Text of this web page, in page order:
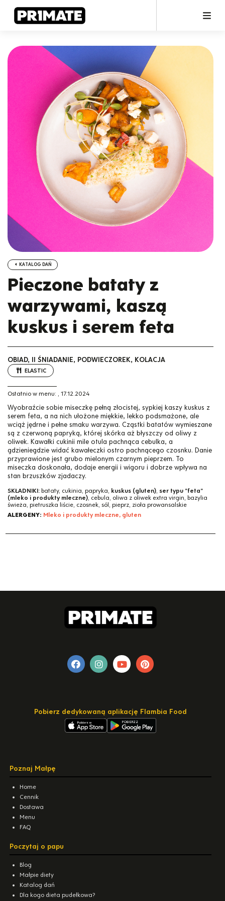
KATALOG DAŃ
Pieczone bataty z
warzywami, kaszą
kuskus i serem feta
OBIAD, II ŚNIADANIE, PODWIECZOREK, KOLACJA
ELASTIC
Ostatnio w menu: , 17.12.2024
Wyobraźcie sobie miseczkę pełną złocistej, sypkiej kaszy kuskus z
serem feta, a na nich ułożone miękkie, lekko podsmażone, ale
wciąż jędrne i pełne smaku warzywa. Cząstki batatów wymieszane
są z czerwoną papryką, której skórka aż błyszczy od oliwy z
oliwek. Kawałki cukinii mile otula pachnąca cebulka, a
gdzieniegdzie widać kawałeczki ostro pachnącego czosnku. Danie
przyprawione jest grubo mielonym czarnym pieprzem. To
miseczka doskonała, dodaje energii i wigoru i dobrze wpływa na
stan brzuszków zjadaczy.
SKŁADNIKI: bataty, cukinia, papryka, kuskus (gluten), ser typu "feta"
(mleko i produkty mleczne), cebula, oliwa z oliwek extra virgin, bazylia
świeża, pietruszka liście, czosnek, sól, pieprz, zioła prowansalskie
ALERGENY: Mleko i produkty mleczne, gluten
Pobierz dedykowaną aplikację Flambia Food
Poznaj Małpę
Home
Cennik
Dostawa
Menu
FAQ
Poczytaj o papu
Blog
Małpie diety
Katalog dań
Dla kogo dieta pudełkowa?